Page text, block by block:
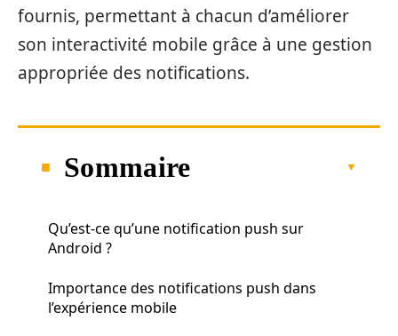
fournis, permettant à chacun d’améliorer
son interactivité mobile grâce à une gestion
appropriée des notifications.
Sommaire
Qu’est-ce qu’une notification push sur
Android ?
Importance des notifications push dans
l’expérience mobile